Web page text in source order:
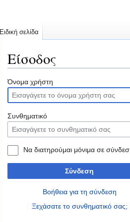
Είσοδος
Μετάβαση
στην
πλοήγηση
Πήδηση
στην
αναζήτηση
Όνομα χρήστη
Συνθηματικό
Να διατηρούμαι μόνιμα σε
Σύνδεση
Βοήθεια για τη σύνδεση
Ξεχάσατε το συνθηματικό σας;
Ειδική σελίδα